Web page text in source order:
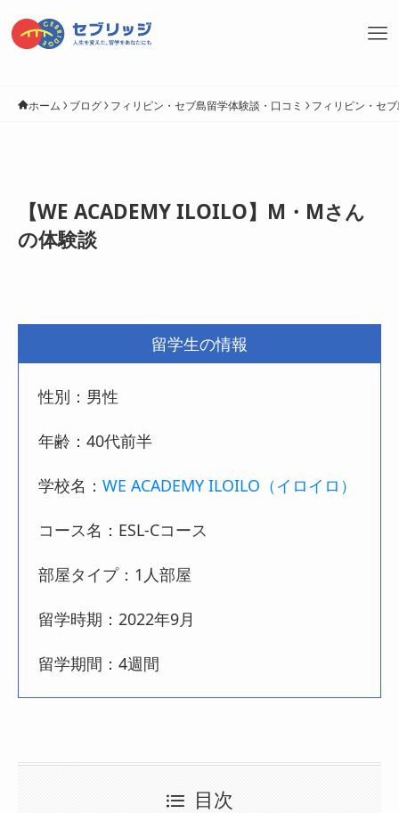
ホーム ブログ フィリピン・セブ島留学体験談・口コミ フィリピン・セ
【WE ACADEMY ILOILO】M・Mさん
の体験談
留学生の情報
性別：男性
年齢：40代前半
学校名：WE ACADEMY ILOILO（イロイロ）
コース名：ESL-Cコース
部屋タイプ：1人部屋
留学時期：2022年9月
留学期間：4週間
目次